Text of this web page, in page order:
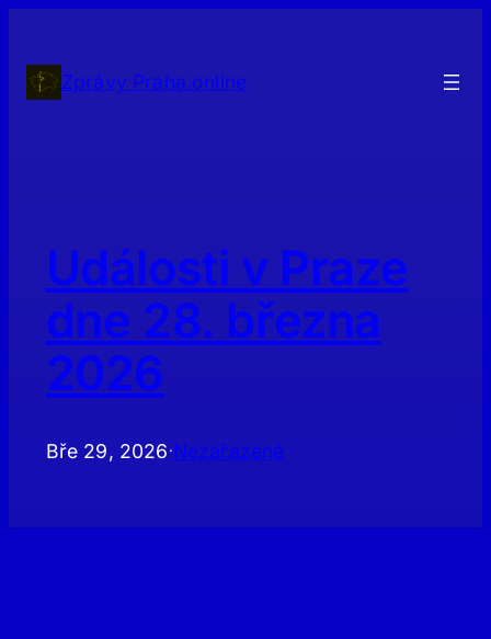
obsahZprávy Praha.online
Události v Praze
dne 28. března
2026
Bře 29, 2026 ·Nezařazené